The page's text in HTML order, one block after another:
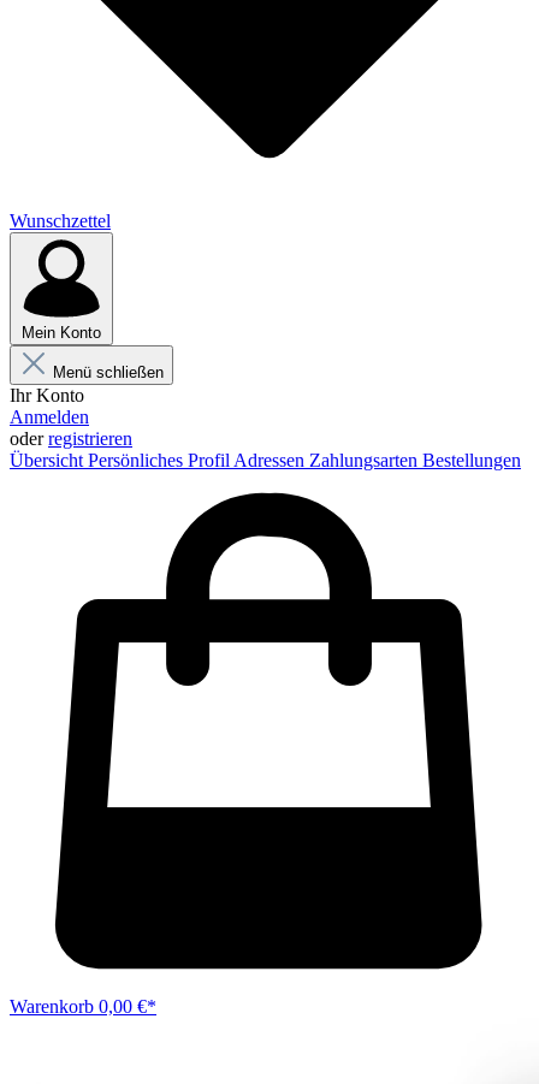
Wunschzettel
Mein Konto
Menü schließen
Ihr Konto
Anmelden
oderregistrieren
Übersicht Persönliches Profil Adressen Zahlungsarten Bestellungen
Warenkorb 0,00 €*